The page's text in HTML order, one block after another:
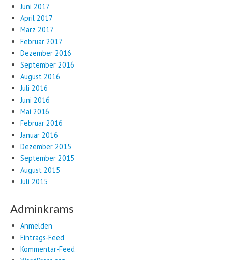
Juni 2017
April 2017
März 2017
Februar 2017
Dezember 2016
September 2016
August 2016
Juli 2016
Juni 2016
Mai 2016
Februar 2016
Januar 2016
Dezember 2015
September 2015
August 2015
Juli 2015
Adminkrams
Anmelden
Eintrags-Feed
Kommentar-Feed